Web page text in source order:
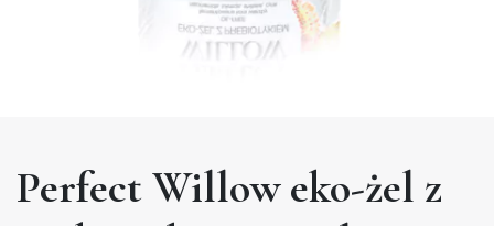
Perfect Willow eko-żel z